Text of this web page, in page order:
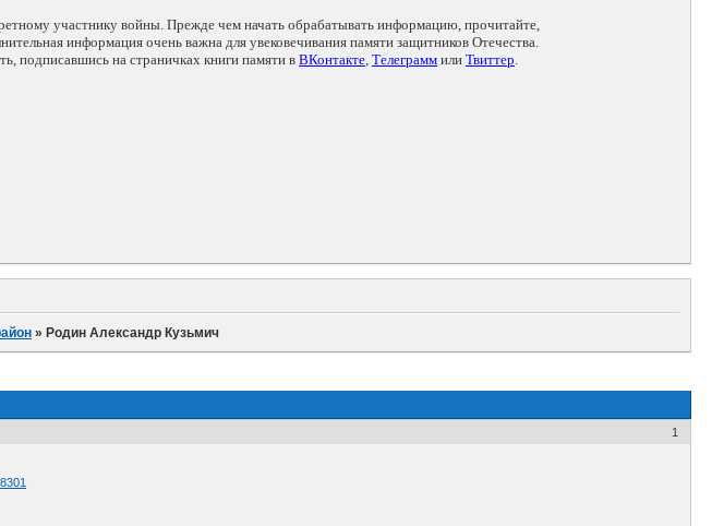
участнику войны. Прежде чем начать обрабатывать информацию, прочитайте,
информация очень важна для увековечивания памяти защитников Отечества.
подписавшись на страничках книги памяти вВКонтакте, Телеграмм или Твиттер.
» Родин Александр Кузьмич
1